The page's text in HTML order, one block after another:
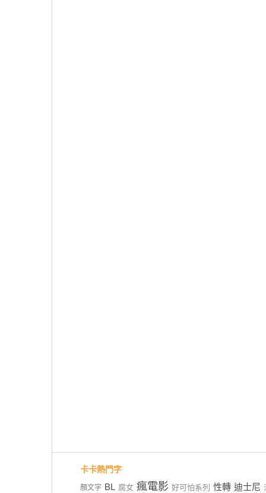
卡卡熱門字
顏文字 BL 腐女 瘋電影 好可怕系列 性轉 迪士尼